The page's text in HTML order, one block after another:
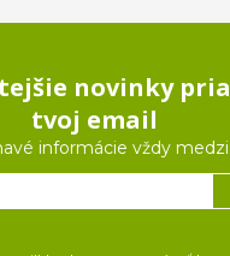
novinky
tvoj email
informácie vždy